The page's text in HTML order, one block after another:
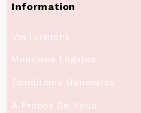
Information
Vos livraisons
Mentions Légales
Conditions Générales
A Propos De Nous